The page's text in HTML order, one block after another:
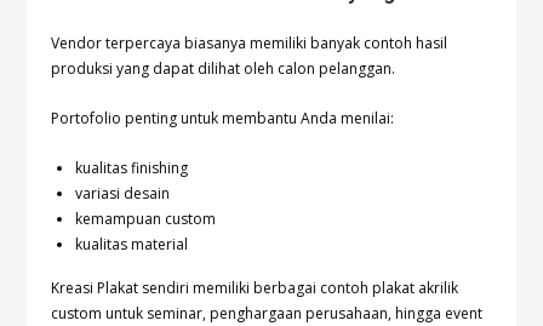
Vendor terpercaya biasanya memiliki banyak contoh hasil
produksi yang dapat dilihat oleh calon pelanggan.
Portofolio penting untuk membantu Anda menilai:
kualitas finishing
variasi desain
kemampuan custom
kualitas material
Kreasi Plakat sendiri memiliki berbagai contoh plakat akrilik
custom untuk seminar, penghargaan perusahaan, hingga event